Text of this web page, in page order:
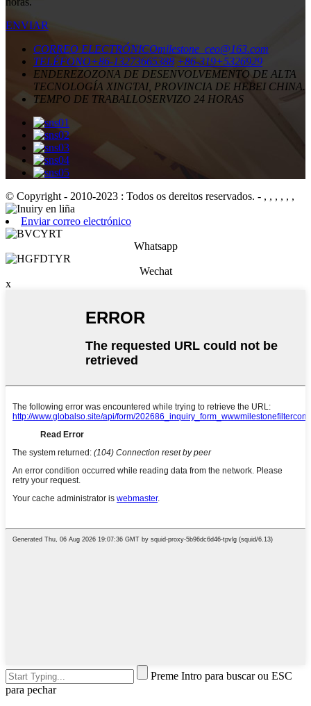
ENVIAR
CORREO ELECTRÓNICOmilestone_ceo@163.com
TELÉFONO+86-13273665388 +86-319+5326929
ENDEREZOZONA DE DESENVOLVEMENTO DE ALTA
TECNOLOGÍA XINGTAI, PROVINCIA DE HEBEI CHINA.
TEMPO DE TRABALLOSERVIZO 24 HORAS
© Copyright - 2010-2023 : Todos os dereitos reservados. - , , , , , ,
Enviar correo electrónico
Whatsapp
Wechat
x
Preme Intro para buscar ou ESC
para pechar